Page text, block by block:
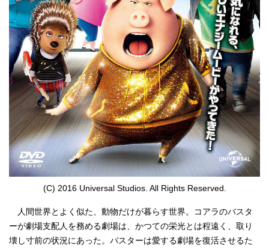
(C) 2016 Universal Studios. All Rights Reserved.
人間世界とよく似た、動物だけが暮らす世界。コアラのバスタ
ーが劇場支配人を務める劇場は、かつての栄光とは程遠く、取り
壊し寸前の状況にあった。バスターは愛する劇場を復活させるた